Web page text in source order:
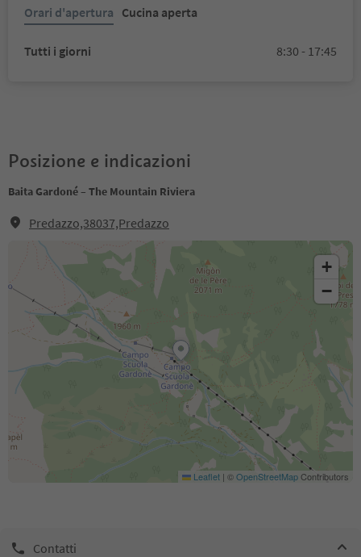
Orari d'apertura Cucina aperta
Tutti i giorni 8:30 - 17:45
Posizione e indicazioni
Baita Gardoné – The Mountain Riviera
Predazzo,38037,Predazzo
+
−
Leaflet | ©OpenStreetMapContributors
Contatti